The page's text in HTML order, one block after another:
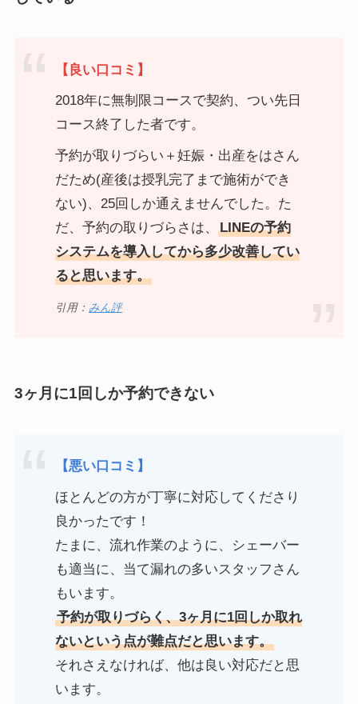
【良い口コミ】
2018年に無制限コースで契約、つい先日
コース終了した者です。
予約が取りづらい＋妊娠・出産をはさん
だため(産後は授乳完了まで施術ができ
ない)、25回しか通えませんでした。た
だ、予約の取りづらさは、
LINEの予約
システムを導入してから多少改善してい
ると思います。
引用： みん評
3ヶ月に1回しか予約できない
【悪い口コミ】
ほとんどの方が丁寧に対応してくださり
良かったです！
たまに、流れ作業のように、シェーバー
も適当に、当て漏れの多いスタッフさん
もいます。
予約が取りづらく、3ヶ月に1回しか取れ
ないという点が難点だと思います。
それさえなければ、他は良い対応だと思
います。